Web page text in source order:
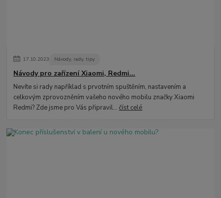
17.10.2023 Návody, rady, tipy
Návody pro zařízení Xiaomi, Redmi...
Nevíte si rady například s prvotním spuštěním, nastavením a
celkovým zprovozněním vašeho nového mobilu značky Xiaomi
Redmi? Zde jsme pro Vás připravil...číst celé